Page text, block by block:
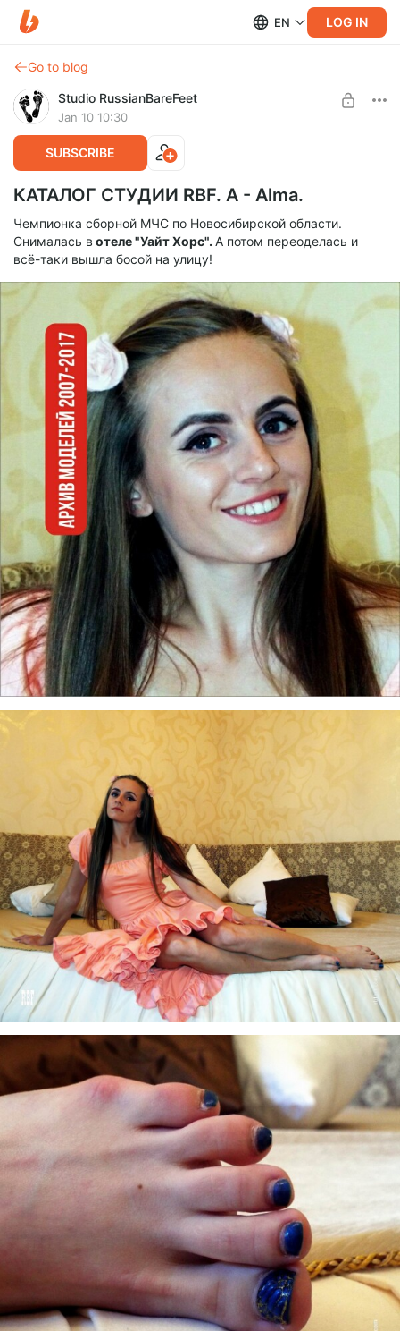
EN LOG IN
Go to blog
Studio RussianBareFeet
Jan 10 10:30
SUBSCRIBE
КАТАЛОГ СТУДИИ RBF. А - Alma.
Чемпионка сборной МЧС по Новосибирской области.
Снималась в отеле "Уайт Хорс". А потом переоделась и
всё-таки вышла босой на улицу!